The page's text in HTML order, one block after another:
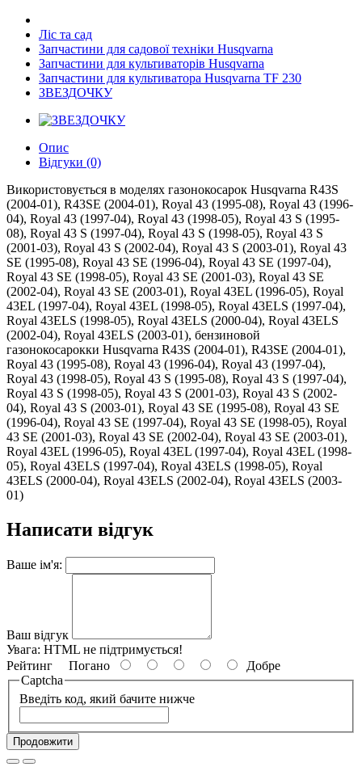
Ліс та сад
Запчастини для садової техніки Husqvarna
Запчастини для культиваторів Husqvarna
Запчастини для культиватора Husqvarna TF 230
ЗВЕЗДОЧКУ
Опис
Відгуки (0)
Використовується в моделях газонокосарок Husqvarna R43S
(2004-01), R43SE (2004-01), Royal 43 (1995-08), Royal 43 (1996-
04), Royal 43 (1997-04), Royal 43 (1998-05), Royal 43 S (1995-
08), Royal 43 S (1997-04), Royal 43 S (1998-05), Royal 43 S
(2001-03), Royal 43 S (2002-04), Royal 43 S (2003-01), Royal 43
SE (1995-08), Royal 43 SE (1996-04), Royal 43 SE (1997-04),
Royal 43 SE (1998-05), Royal 43 SE (2001-03), Royal 43 SE
(2002-04), Royal 43 SE (2003-01), Royal 43EL (1996-05), Royal
43EL (1997-04), Royal 43EL (1998-05), Royal 43ELS (1997-04),
Royal 43ELS (1998-05), Royal 43ELS (2000-04), Royal 43ELS
(2002-04), Royal 43ELS (2003-01), бензиновой
газонокосарокки Husqvarna R43S (2004-01), R43SE (2004-01),
Royal 43 (1995-08), Royal 43 (1996-04), Royal 43 (1997-04),
Royal 43 (1998-05), Royal 43 S (1995-08), Royal 43 S (1997-04),
Royal 43 S (1998-05), Royal 43 S (2001-03), Royal 43 S (2002-
04), Royal 43 S (2003-01), Royal 43 SE (1995-08), Royal 43 SE
(1996-04), Royal 43 SE (1997-04), Royal 43 SE (1998-05), Royal
43 SE (2001-03), Royal 43 SE (2002-04), Royal 43 SE (2003-01),
Royal 43EL (1996-05), Royal 43EL (1997-04), Royal 43EL (1998-
05), Royal 43ELS (1997-04), Royal 43ELS (1998-05), Royal
43ELS (2000-04), Royal 43ELS (2002-04), Royal 43ELS (2003-
01)
Написати відгук
Ваше ім'я:
Ваш відгук
Увага: HTML не підтримується!
Рейтинг Погано
Добре
Captcha
Введіть код, який бачите нижче
Продовжити